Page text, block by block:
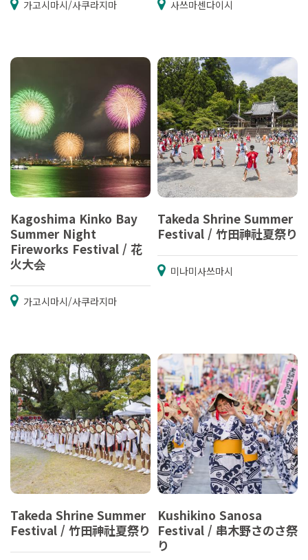
가고시마시/사쿠라지마 사쓰마센다이시
Kagoshima Kinko Bay
Summer Night
Fireworks Festival / 花
火大会
가고시마시/사쿠라지마
Takeda Shrine Summer
Festival / 竹田神社夏祭り
미나미사쓰마시
Takeda Shrine Summer
Festival / 竹田神社夏祭り
Kushikino Sanosa
Festival / 串木野さのさ祭
り